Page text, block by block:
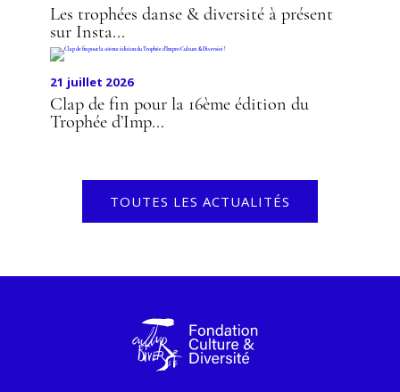
Les trophées danse & diversité à présent
sur Insta...
21 juillet 2026
Clap de fin pour la 16ème édition du
Trophée d’Imp...
TOUTES LES ACTUALITÉS